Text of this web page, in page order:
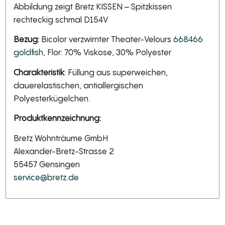
Abbildung zeigt Bretz KISSEN – Spitzkissen
rechteckig schmal D154V
Bezug: Bicolor verzwirnter Theater-Velours668466
goldfish, Flor: 70% Viskose, 30% Polyester
Charakteristik: Füllung aus superweichen,
dauerelastischen, antiallergischen
Polyesterkügelchen.
Produktkennzeichnung:
Bretz Wohnträume GmbH
Alexander-Bretz-Strasse 2
55457 Gensingen
service@bretz.de